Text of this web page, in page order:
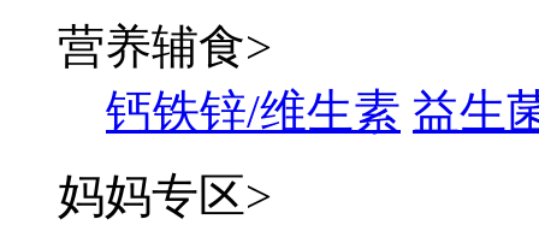
营养辅食>
钙铁锌/维生素 益生
妈妈专区>